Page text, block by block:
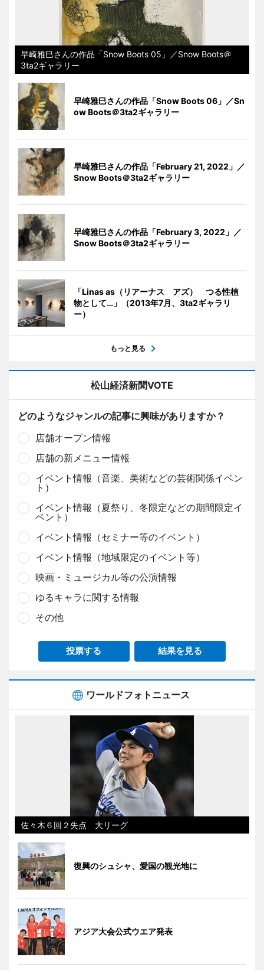
早崎雅巳さんの作品「Snow Boots 05」／Snow Boots＠
3ta2ギャラリー
早崎雅巳さんの作品「Snow Boots 06」／Sn
ow Boots＠3ta2ギャラリー
早崎雅巳さんの作品「February 21, 2022」／
Snow Boots＠3ta2ギャラリー
早崎雅巳さんの作品「February 3, 2022」／
Snow Boots＠3ta2ギャラリー
「Linas as（リアーナス アズ） つる性植
物として…」（2013年7月、3ta2ギャラリ
ー）
もっと見る
松山経済新聞VOTE
どのようなジャンルの記事に興味がありますか？
店舗オープン情報
店舗の新メニュー情報
イベント情報（音楽、美術などの芸術関係イベン
ト）
イベント情報（夏祭り、冬限定などの期間限定イ
ベント）
イベント情報（セミナー等のイベント）
イベント情報（地域限定のイベント等）
映画・ミュージカル等の公演情報
ゆるキャラに関する情報
その他
投票する 結果を見る
ワールドフォトニュース
佐々木６回２失点 大リーグ
復興のシュシャ、愛国の観光地に
アジア大会公式ウエア発表